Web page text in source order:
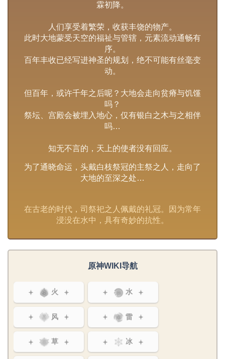
霖初降。
人们享受着繁荣，收获丰饶的物产。
此时大地蒙受天空的福祉与管辖，元素流动通畅有
序。
百年丰收已经写进神圣的规划，绝不可能有丝毫变
动。
但百年，或许千年之后呢？大地会走向贫瘠与饥馑
吗？
祭坛、宫殿会被埋入地心，仅有银白之木与之相伴
吗…
知无不言的，天上的使者没有回应。
为了通晓命运，头戴白枝祭冠的主祭之人，走向了
大地的至深之处…
在古老的时代，司祭祀之人佩戴的礼冠。因为常年
浸没在水中，具有奇妙的抗性。
原神WIKI导航
火 水
风 雷
草 冰